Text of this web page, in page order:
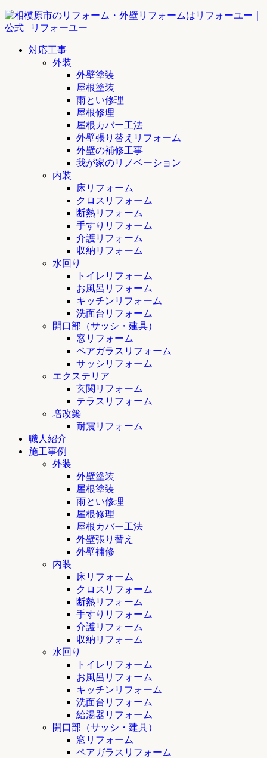
対応工事
外装
外壁塗装
屋根塗装
雨とい修理
屋根修理
屋根カバー工法
外壁張り替えリフォーム
外壁の補修工事
我が家のリノベーション
内装
床リフォーム
クロスリフォーム
断熱リフォーム
手すりリフォーム
介護リフォーム
収納リフォーム
水回り
トイレリフォーム
お風呂リフォーム
キッチンリフォーム
洗面台リフォーム
開口部（サッシ・建具）
窓リフォーム
ペアガラスリフォーム
サッシリフォーム
エクステリア
玄関リフォーム
テラスリフォーム
増改築
耐震リフォーム
職人紹介
施工事例
外装
外壁塗装
屋根塗装
雨とい修理
屋根修理
屋根カバー工法
外壁張り替え
外壁補修
内装
床リフォーム
クロスリフォーム
断熱リフォーム
手すりリフォーム
介護リフォーム
収納リフォーム
水回り
トイレリフォーム
お風呂リフォーム
キッチンリフォーム
洗面台リフォーム
給湯器リフォーム
開口部（サッシ・建具）
窓リフォーム
ペアガラスリフォーム